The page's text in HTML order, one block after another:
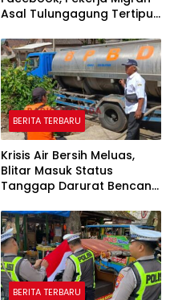
Asal Tulungagung Tertipu
BERITA TERBARU
Krisis Air Bersih Meluas,
Blitar Masuk Status
Tanggap Darurat Bencana
BERITA TERBARU